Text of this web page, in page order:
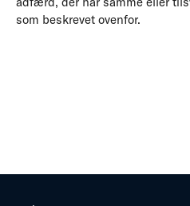
som beskrevet ovenfor.